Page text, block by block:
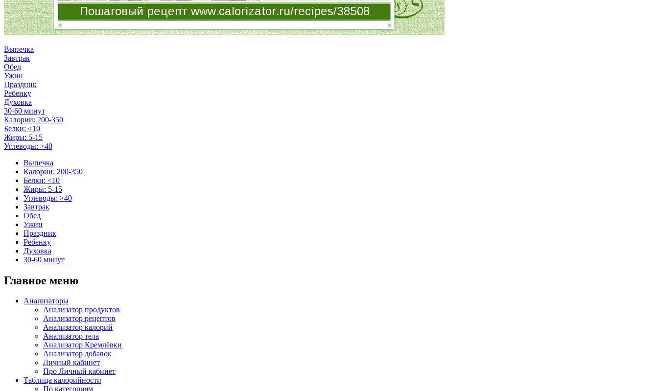
Выпечка
Завтрак
Обед
Ужин
Праздник
Ребенку
Духовка
30-60 минут
Калории: 200-350
Белки: <10
Жиры: 5-15
Углеводы: >40
Выпечка
Калории: 200-350
Белки: <10
Жиры: 5-15
Углеводы: >40
Завтрак
Обед
Ужин
Праздник
Ребенку
Духовка
30-60 минут
Главное меню
Анализаторы
Анализатор продуктов
Анализатор рецептов
Анализатор калорий
Анализатор тела
Анализатор Кремлёвки
Анализатор добавок
Личный кабинет
Про Личный кабинет
Таблица калорийности
По категориям